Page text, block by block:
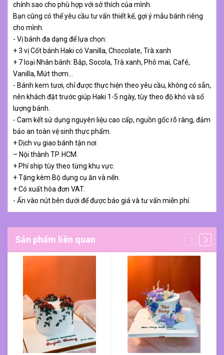
chỉnh sao cho phù hợp với sở thích của mình.
Bạn cũng có thể yêu cầu tư vấn thiết kế, gợi ý mẫu bánh riêng
cho mình.
- Vị bánh đa dạng để lựa chọn:
+ 3 vị Cốt bánh Haki có Vanilla, Chocolate, Trà xanh
+ 7 loại Nhân bánh: Bắp, Socola, Trà xanh, Phô mai, Café,
Vanilla, Mứt thơm…
- Bánh kem tươi, chỉ được thực hiện theo yêu cầu, không có sẵn,
nên khách đặt trước giúp Haki 1-5 ngày, tùy theo độ khó và số
lượng bánh.
- Cam kết sử dụng nguyên liệu cao cấp, nguồn gốc rõ ràng, đảm
bảo an toàn vệ sinh thực phẩm.
+ Dịch vụ giao bánh tận nơi
– Nội thành TP. HCM.
+ Phí ship tùy theo từng khu vực.
+ Tặng kèm Bộ dụng cụ ăn và nến.
+ Có xuất hóa đơn VAT.
- Ấn vào nút bên dưới để được báo giá và tư vấn miễn phí.
Sản phẩm liên quan